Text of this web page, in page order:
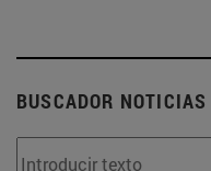
BUSCADOR NOTICIAS